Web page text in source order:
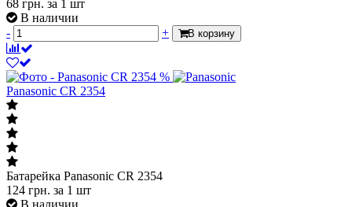
68 грн. за 1 шт
В наличии
-
+ В корзину
%
Panasonic CR 2354
Батарейка Panasonic CR 2354
124 грн. за 1 шт
В наличии